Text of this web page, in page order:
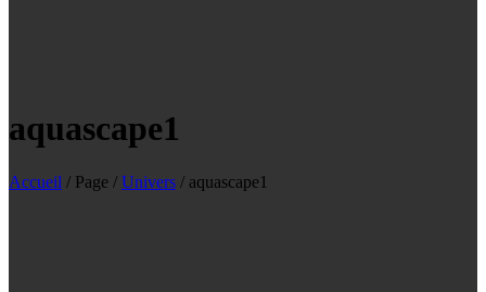
aquascape1
Accueil / Page / Univers / aquascape1